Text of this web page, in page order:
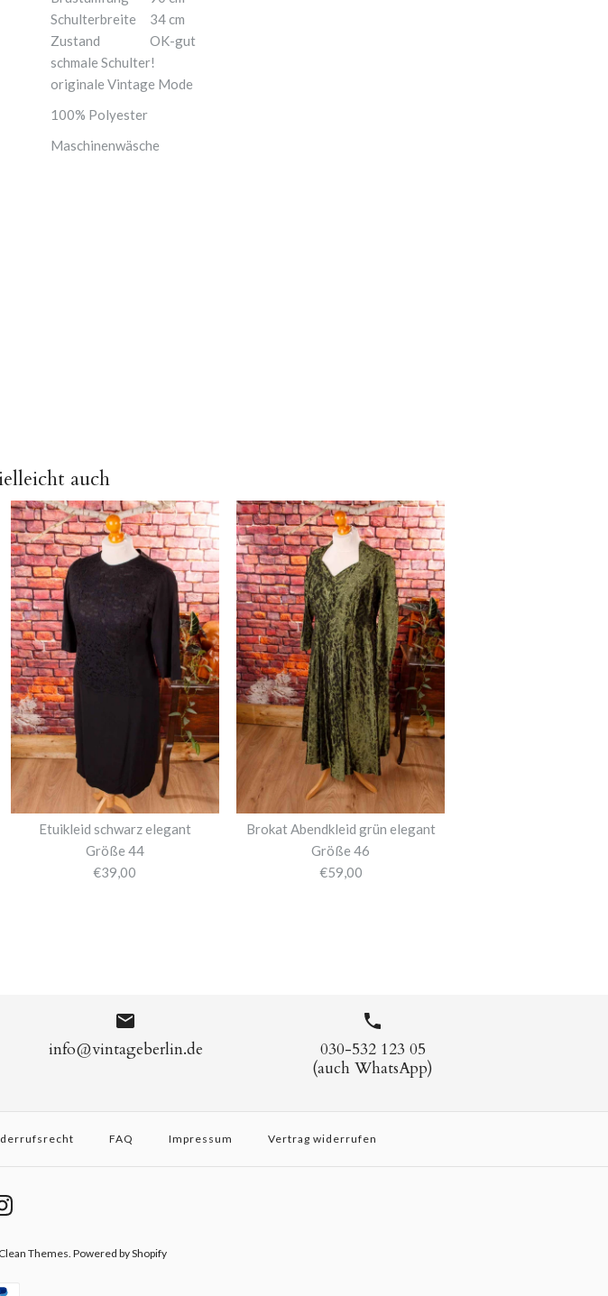
Schulterbreite
Zustand
34 cm
OK-gut
schmale Schulter!
originale Vintage Mode
100% Polyester
Maschinenwäsche
auch
Etuikleid schwarz elegant
Größe 44
€39,00
Brokat Abendkleid grün elegant
Größe 46
€59,00
info@vintageberlin.de
030-532 123 05
(auch WhatsApp)
FAQ Impressum Vertrag widerrufen
Clean Themes. Powered by Shopify